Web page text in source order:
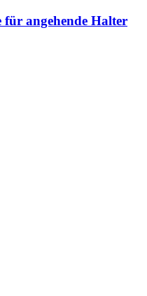
für angehende Halter